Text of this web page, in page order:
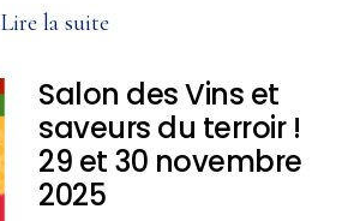
ou
d’entreprise
Lire la suiteà
2025
numérique
(réservée
Salon des Vins et
saveurs du terroir !
29 et 30 novembre
2025